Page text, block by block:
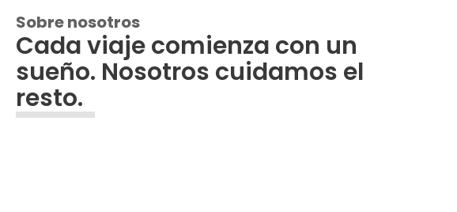
Sobre nosotros
Cada viaje comienza con un
sueño. Nosotros cuidamos el
resto.